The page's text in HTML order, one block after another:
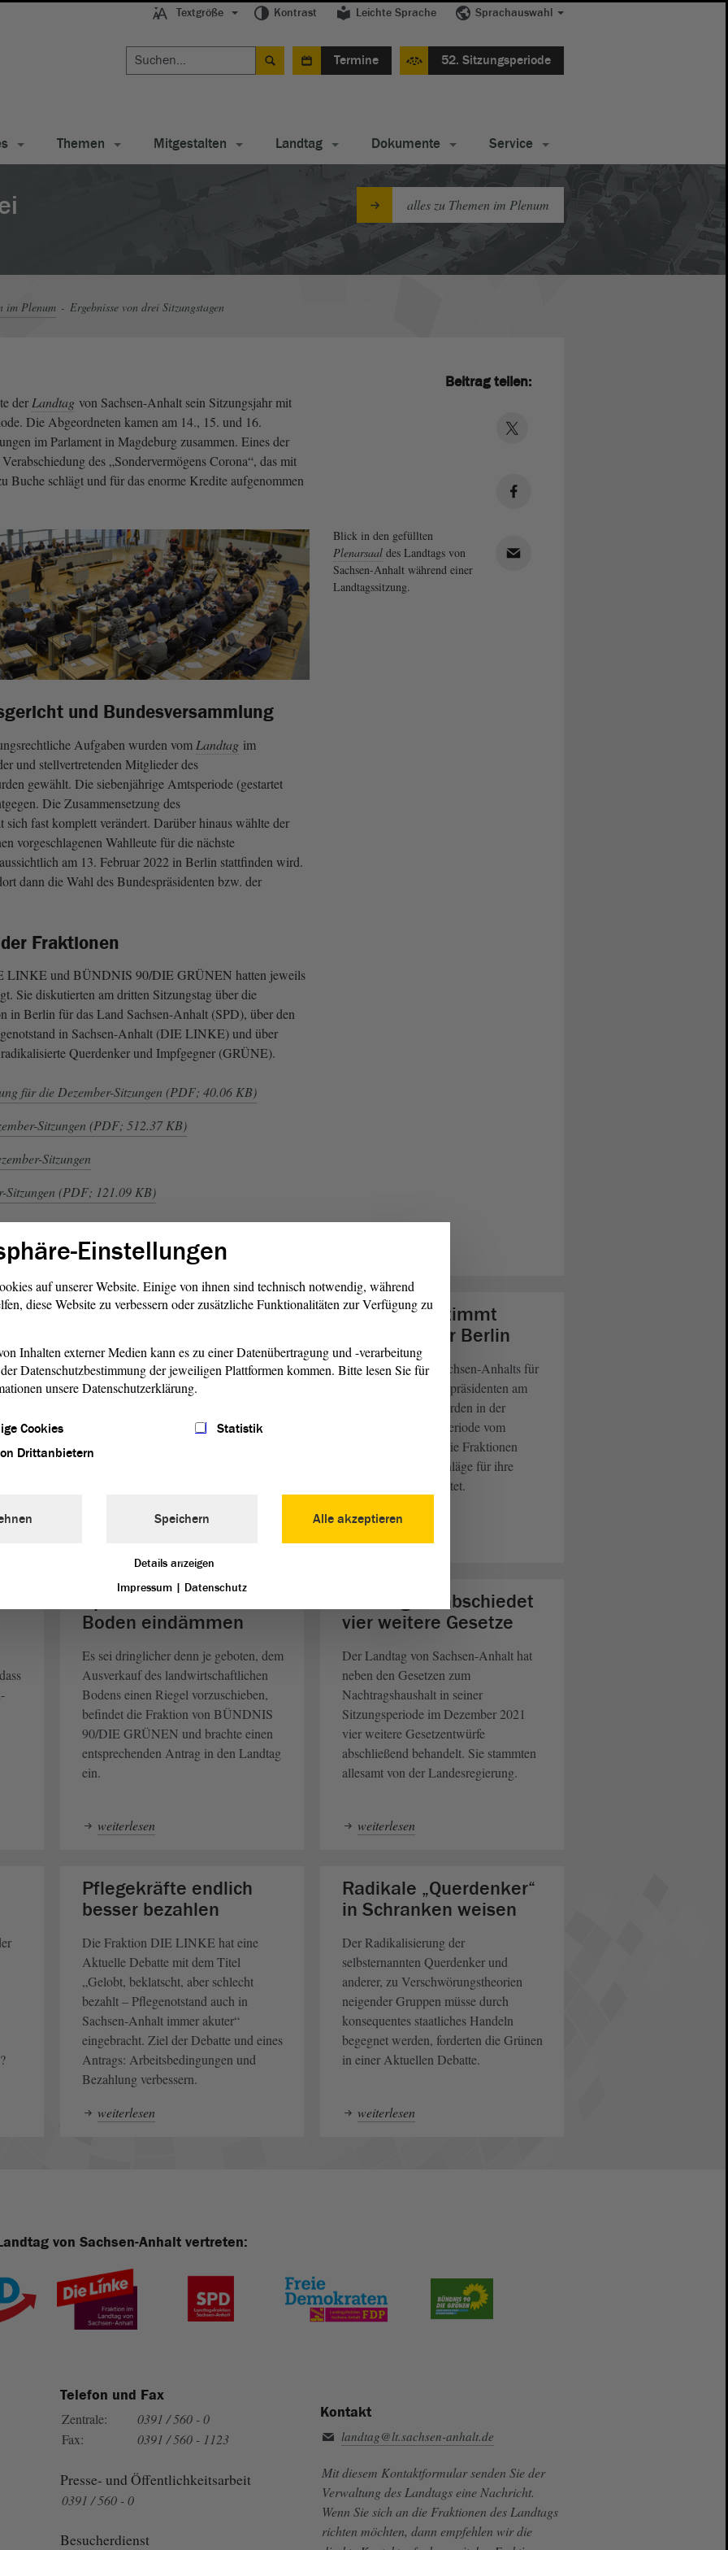
Textgröße Kontrast Leichte Sprache Sprachauswahl
Termine 52. Sitzungsperiode
Themen Mitgestalten Landtag Dokumente Service
alles zu Themen im Plenum
im Plenum Ergebnisse von drei Sitzungstagen
der Landtag von Sachsen-Anhalt sein Sitzungsjahr mit
Die Abgeordneten kamen am 14., 15. und 16.
im Parlament in Magdeburg zusammen. Eines der
des „Sondervermögens Corona“, das mit
Buche schlägt und für das enorme Kredite aufgenommen
Blick in den gefüllten
Plenarsaaldes Landtags von
Sachsen-Anhalt während einer
Landtagssitzung.
und Bundesversammlung
Aufgaben wurden vom Landtag im
und stellvertretenden Mitglieder des
gewählt. Die siebenjährige Amtsperiode (gestartet
Die Zusammensetzung des
sich fast komplett verändert. Darüber hinaus wählte der
vorgeschlagenen Wahlleute für die nächste
am 13. Februar 2022 in Berlin stattfinden wird.
dann die Wahl des Bundespräsidenten bzw. der
Fraktionen
LINKE und BÜNDNIS 90/DIE GRÜNEN hatten jeweils
Sie diskutierten am dritten Sitzungstag über die
in Berlin für das Land Sachsen-Anhalt (SPD), über den
in Sachsen-Anhalt (DIE LINKE) und über
Querdenker und Impfgegner (GRÜNE).
für die Dezember-Sitzungen (PDF; 40.06 KB)
Sitzungen (PDF; 512.37 KB)
Sitzungen
Sitzungen (PDF; 121.09 KB)
Beitrag teilen:
Neue Mitglieder des
Der Landtag von Sachsen-Anhalt hat
am Mittwoch, 15. Dezember 2021, die
obersten Verfassungshüters des Landes
neu gewählt. Die siebenjährige
Landtag bestimmt
Wahlleute für Berlin
Die 21 Wahlleute Sachsen-Anhalts für
die Wahl des Bundespräsidenten am
13. Februar 2022 wurden in der
Dezember-Sitzungsperiode vom
Landtag bestimmt. Die Fraktionen
hatten jeweils Vorschläge für ihre
Delegierten unterbreitet.
Spekulationen mit
Boden eindämmen
Es sei dringlicher denn je geboten, dem
Ausverkauf des landwirtschaftlichen
Bodens einen Riegel vorzuschieben,
befindet die Fraktion von BÜNDNIS
90/DIE GRÜNEN und brachte einen
entsprechenden Antrag in den Landtag
ein.
weiterlesen
Landtag verabschiedet
vier weitere Gesetze
Der Landtag von Sachsen-Anhalt hat
neben den Gesetzen zum
Nachtragshaushalt in seiner
Sitzungsperiode im Dezember 2021
vier weitere Gesetzentwürfe
abschließend behandelt. Sie stammten
allesamt von der Landesregierung.
weiterlesen
Pflegekräfte endlich
besser bezahlen
Die Fraktion DIE LINKE hat eine
Aktuelle Debatte mit dem Titel
„Gelobt, beklatscht, aber schlecht
bezahlt – Pflegenotstand auch in
Sachsen-Anhalt immer akuter“
eingebracht. Ziel der Debatte und eines
Antrags: Arbeitsbedingungen und
Bezahlung verbessern.
weiterlesen
Radikale „Querdenker“
in Schranken weisen
Der Radikalisierung der
selbsternannten Querdenker und
anderer, zu Verschwörungstheorien
neigender Gruppen müsse durch
konsequentes staatliches Handeln
begegnet werden, forderten die Grünen
in einer Aktuellen Debatte.
weiterlesen
von Sachsen-Anhalt vertreten:
Telefon und Fax
Zentrale:
0391 / 560 - 0
Fax:
0391 / 560 - 1123
Presse- und Öffentlichkeitsarbeit
0391 / 560 - 0
Besucherdienst
Kontakt
landtag@lt.sachsen-anhalt.de
Mit diesem Kontaktformular senden Sie der
Verwaltung des Landtags eine Nachricht.
Wenn Sie sich an die Fraktionen des Landtags
richten möchten, dann empfehlen wir die
Einstellungen
auf unserer Website. Einige von ihnen sind technisch notwendig, während
diese Website zu verbessern oder zusätzliche Funktionalitäten zur Verfügung zu
Inhalten externer Medien kann es zu einer Datenübertragung und -verarbeitung
Datenschutzbestimmung der jeweiligen Plattformen kommen. Bitte lesen Sie für
unsere Datenschutzerklärung.
Cookies
Statistik
Drittanbietern
Alle akzeptieren
Speichern
Details anzeigen
Impressum | Datenschutz